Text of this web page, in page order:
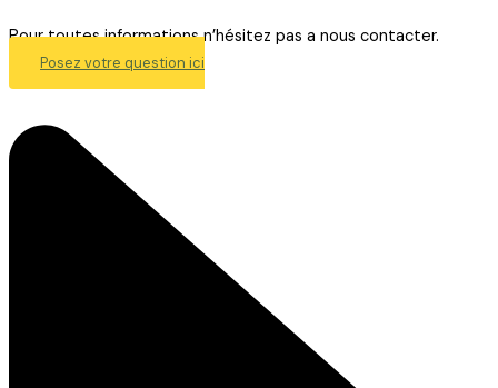
Pour toutes informations n’hésitez pas a nous contacter.
Posez votre question ici